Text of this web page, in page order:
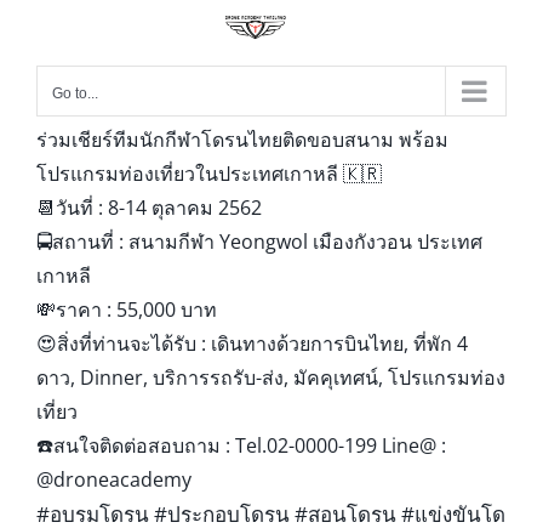
Go to...
ร่วมเชียร์ทีมนักกีฬาโดรนไทยติดขอบสนาม พร้อม
โปรแกรมท่องเที่ยวในประเทศเกาหลี 🇰🇷
📆วันที่ : 8-14 ตุลาคม 2562
🚍สถานที่ : สนามกีฬา Yeongwol เมืองกังวอน ประเทศ
เกาหลี
💸ราคา : 55,000 บาท
😍สิ่งที่ท่านจะได้รับ : เดินทางด้วยการบินไทย, ที่พัก 4
ดาว, Dinner, บริการรถรับ-ส่ง, มัคคุเทศน์, โปรแกรมท่อง
เที่ยว
☎️สนใจติดต่อสอบถาม : Tel.02-0000-199 Line@ :
@droneacademy
#อบรมโดรน#ประกอบโดรน#สอนโดรน#แข่งขันโด